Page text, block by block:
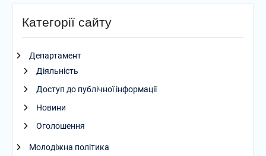
Категорії сайту
Департамент
Діяльність
Доступ до публічної інформації
Новини
Оголошення
Молодіжна політика